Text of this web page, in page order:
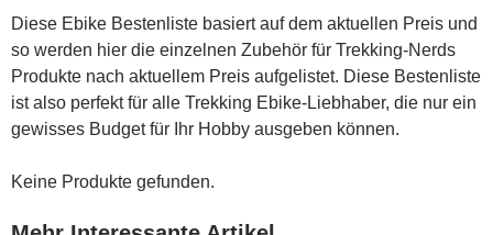
Diese Ebike Bestenliste basiert auf dem aktuellen Preis und
so werden hier die einzelnen Zubehör für Trekking-Nerds
Produkte nach aktuellem Preis aufgelistet. Diese Bestenliste
ist also perfekt für alle Trekking Ebike-Liebhaber, die nur ein
gewisses Budget für Ihr Hobby ausgeben können.
Keine Produkte gefunden.